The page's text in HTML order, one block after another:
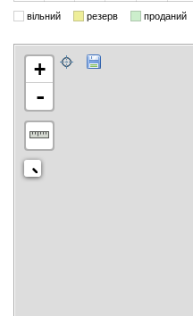
вільний резерв проданий
+
-